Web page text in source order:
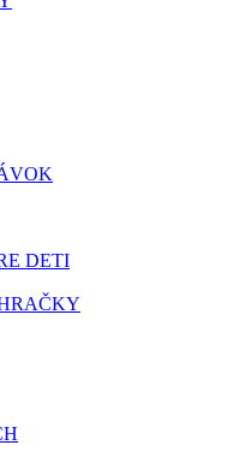
DETI